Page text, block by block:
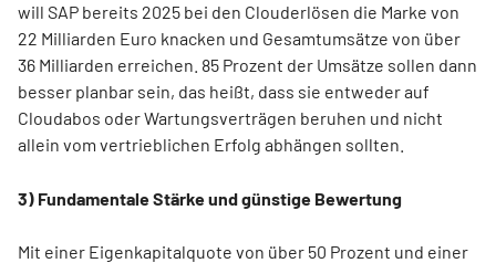
will SAP bereits 2025 bei den Clouderlösen die Marke von
22 Milliarden Euro knacken und Gesamtumsätze von über
36 Milliarden erreichen. 85 Prozent der Umsätze sollen dann
besser planbar sein, das heißt, dass sie entweder auf
Cloudabos oder Wartungsverträgen beruhen und nicht
allein vom vertrieblichen Erfolg abhängen sollten.
3) Fundamentale Stärke und günstige Bewertung
Mit einer Eigenkapitalquote von über 50 Prozent und einer